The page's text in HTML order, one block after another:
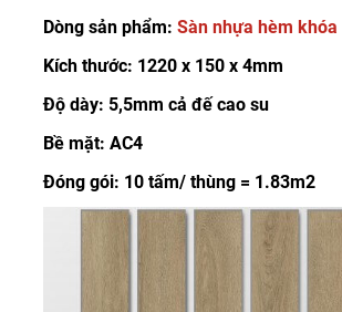
Dòng sản phẩm: Sàn nhựa hèm khóa
Kích thước: 1220 x 150 x 4mm
Độ dày: 5,5mm cả đế cao su
Bề mặt: AC4
Đóng gói: 10 tấm/ thùng = 1.83m2